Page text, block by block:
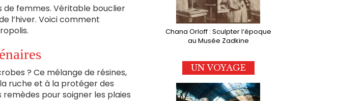
de femmes. Véritable bouclier
l’hiver. Voici comment
? Ce mélange de résines,
ruche et à la protéger des
remèdes pour soigner les plaies
Chana Orloff : Sculpter l’époque
au Musée Zadkine
UN VOYAGE